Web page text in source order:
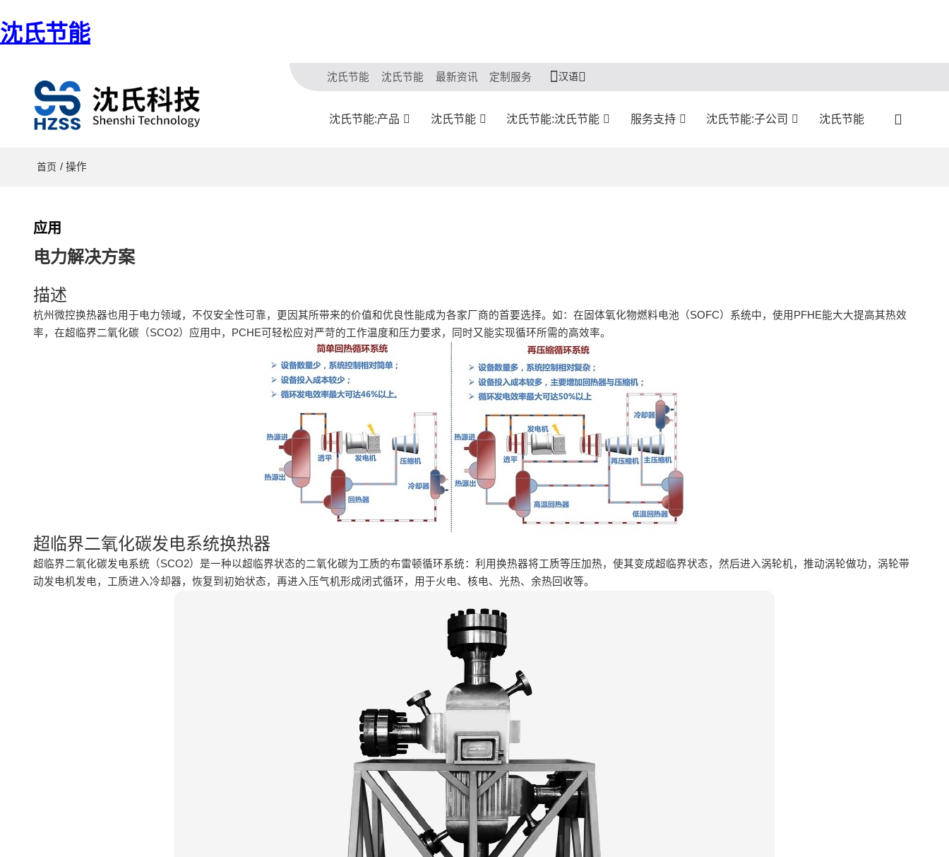
沈氏节能
沈氏节能 沈氏节能 最新资讯 定制服务 汉语
沈氏节能:产品 沈氏节能 沈氏节能:沈氏节能 服务支持 沈氏节能:子公司 沈氏节能
首页 / 操作
应用
电力解决方案
描述
杭州微控换热器也用于电力领域，不仅安全性可靠，更因其所带来的价值和优良性能成为各家厂商的首要选择。如：在固体氧化物燃料电池（SOFC）系统中，使用PFHE能大大提高其热效
率，在超临界二氧化碳（SCO2）应用中，PCHE可轻松应对严苛的工作温度和压力要求，同时又能实现循环所需的高效率。
超临界二氧化碳发电系统换热器
超临界二氧化碳发电系统（SCO2）是一种以超临界状态的二氧化碳为工质的布雷顿循环系统：利用换热器将工质等压加热，使其变成超临界状态，然后进入涡轮机，推动涡轮做功，涡轮带
动发电机发电，工质进入冷却器，恢复到初始状态，再进入压气机形成闭式循环，用于火电、核电、光热、余热回收等。